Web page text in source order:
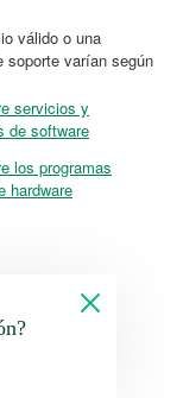
válido o una
soporte varían según
servicios y
de software
los programas
hardware